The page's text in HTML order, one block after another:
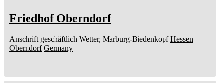
Friedhof Oberndorf
Anschrift geschäftlich Wetter, Marburg-Biedenkopf Hessen
Oberndorf Germany